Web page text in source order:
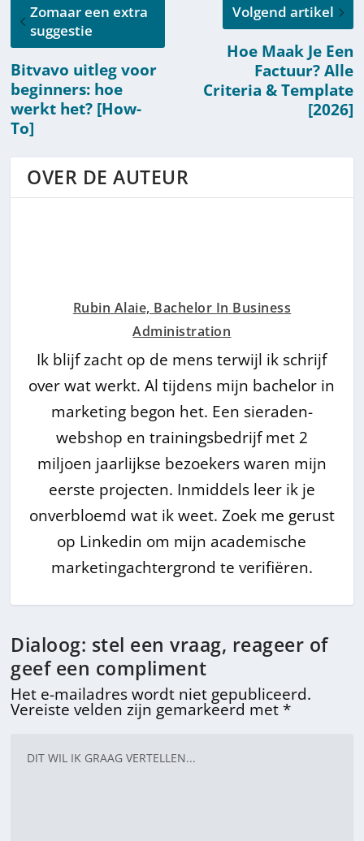
Zomaar een extra
suggestie
Bitvavo uitleg voor
beginners: hoe
werkt het? [How-
To]
Volgend artikel
Hoe Maak Je Een
Factuur? Alle
Criteria & Template
[2026]
OVER DE AUTEUR
Rubin Alaie, Bachelor In Business
Administration
Ik blijf zacht op de mens terwijl ik schrijf
over wat werkt. Al tijdens mijn bachelor in
marketing begon het. Een sieraden-
webshop en trainingsbedrijf met 2
miljoen jaarlijkse bezoekers waren mijn
eerste projecten. Inmiddels leer ik je
onverbloemd wat ik weet. Zoek me gerust
op Linkedin om mijn academische
marketingachtergrond te verifiëren.
Dialoog: stel een vraag, reageer of
geef een compliment
Het e-mailadres wordt niet gepubliceerd.
Vereiste velden zijn gemarkeerd met *